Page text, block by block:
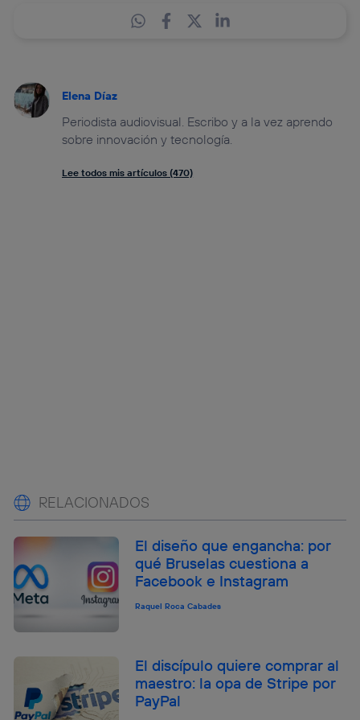
Elena Díaz
Periodista audiovisual. Escribo y a la vez aprendo
sobre innovación y tecnología.
Lee todos mis artículos (470)
RELACIONADOS
El diseño que engancha: por
qué Bruselas cuestiona a
Facebook e Instagram
Raquel Roca Cabades
El discípulo quiere comprar al
maestro: la opa de Stripe por
PayPal